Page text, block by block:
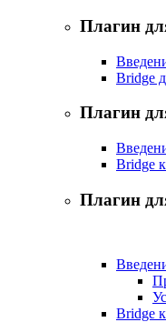
Плагин
Bridge
Плагин
Bridge
Плагин
Bridge